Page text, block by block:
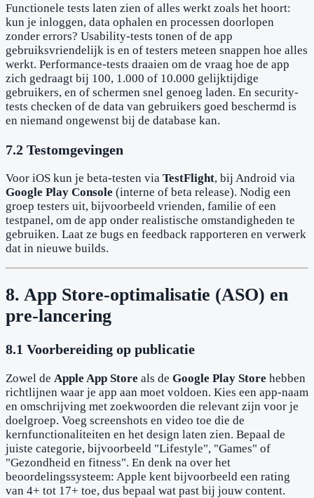
Functionele tests laten zien of alles werkt zoals het hoort:
kun je inloggen, data ophalen en processen doorlopen
zonder errors? Usability-tests tonen of de app
gebruiksvriendelijk is en of testers meteen snappen hoe alles
werkt. Performance-tests draaien om de vraag hoe de app
zich gedraagt bij 100, 1.000 of 10.000 gelijktijdige
gebruikers, en of schermen snel genoeg laden. En security-
tests checken of de data van gebruikers goed beschermd is
en niemand ongewenst bij de database kan.
7.2 Testomgevingen
Voor iOS kun je beta-testen via TestFlight, bij Android via
Google Play Console (interne of beta release). Nodig een
groep testers uit, bijvoorbeeld vrienden, familie of een
testpanel, om de app onder realistische omstandigheden te
gebruiken. Laat ze bugs en feedback rapporteren en verwerk
dat in nieuwe builds.
8. App Store-optimalisatie (ASO) en
pre-lancering
8.1 Voorbereiding op publicatie
Zowel de Apple App Store als de Google Play Store hebben
richtlijnen waar je app aan moet voldoen. Kies een app-naam
en omschrijving met zoekwoorden die relevant zijn voor je
doelgroep. Voeg screenshots en video toe die de
kernfunctionaliteiten en het design laten zien. Bepaal de
juiste categorie, bijvoorbeeld "Lifestyle", "Games" of
"Gezondheid en fitness". En denk na over het
beoordelingssysteem: Apple kent bijvoorbeeld een rating
van 4+ tot 17+ toe, dus bepaal wat past bij jouw content.